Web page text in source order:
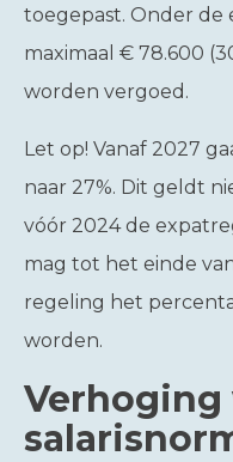
toegepast. Onder de
maximaal € 78.600
worden vergoed.
Let op! Vanaf 2027
naar 27%. Dit geldt
vóór 2024 de
mag tot het einde
regeling het
worden.
Verhoging